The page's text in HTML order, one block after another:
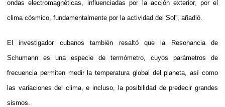
ondas electromagnéticas, influenciadas por la acción exterior, por el
clima cósmico, fundamentalmente por la actividad del Sol”, añadió.
El investigador cubanos también resaltó que la Resonancia de
Schumann es una especie de termómetro, cuyos parámetros de
frecuencia permiten medir la temperatura global del planeta, así como
las variaciones del clima, e incluso, la posibilidad de predecir grandes
sismos.